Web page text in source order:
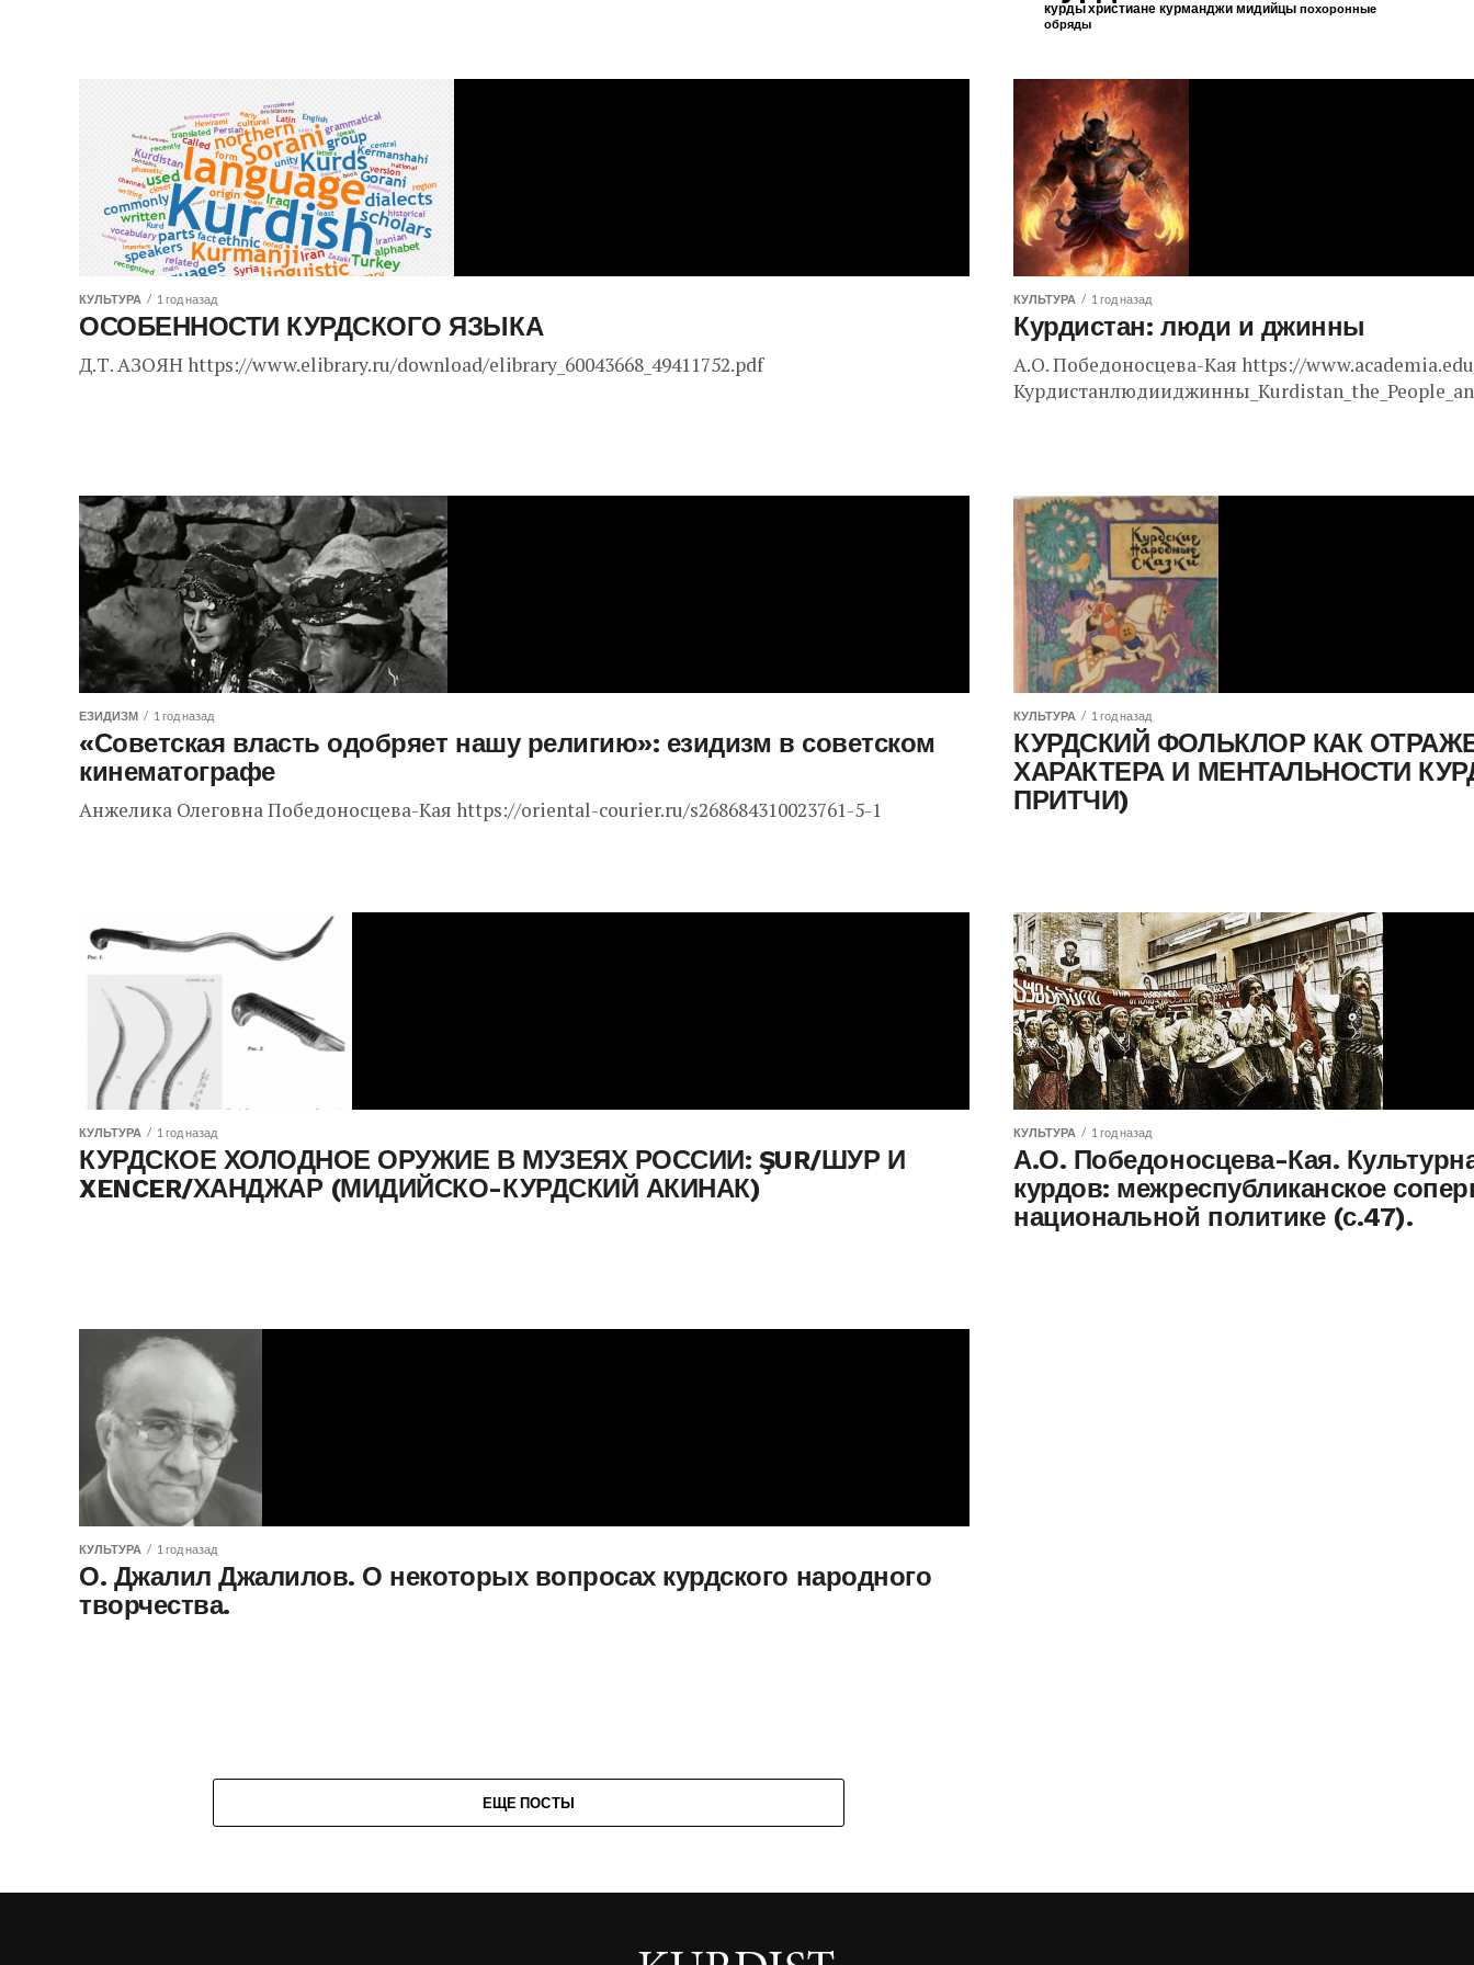
КУЛЬТУРА 1 год назад
ОСОБЕННОСТИ КУРДСКОГО ЯЗЫКА
Д.Т. АЗОЯН https://www.elibrary.ru/download/elibrary_60043668_49411752.pdf
КУЛЬТУРА 1 год назад
Курдистан: люди и джинны
А.О. Победоносцева-Кая https://
ЕЗИДИЗМ 1 год назад
«Советская власть одобряет нашу религию»: езидизм в советском
кинематографе
Анжелика Олеговна Победоносцева-Кая https://oriental-courier.ru/s268684310023761-5-1
КУЛЬТУРА 1 год назад
КУРДСКИЙ ФОЛЬКЛОР КАК
ХАРАКТЕРА И МЕНТАЛЬНОСТИ
ПРИТЧИ)
КУЛЬТУРА 1 год назад
КУРДСКОЕ ХОЛОДНОЕ ОРУЖИЕ В МУЗЕЯХ РОССИИ: ŞUR/ШУР И
XENCER/ХАНДЖАР (МИДИЙСКО-КУРДСКИЙ АКИНАК)
КУЛЬТУРА 1 год назад
А.О. Победоносцева-Кая.
курдов: межреспубликанское
национальной политике (с.47).
КУЛЬТУРА 1 год назад
О. Джалил Джалилов. О некоторых вопросах курдского народного
творчества.
ЕЩЕ ПОСТЫ
курды христиане курманджи мидийцы похоронные
обряды